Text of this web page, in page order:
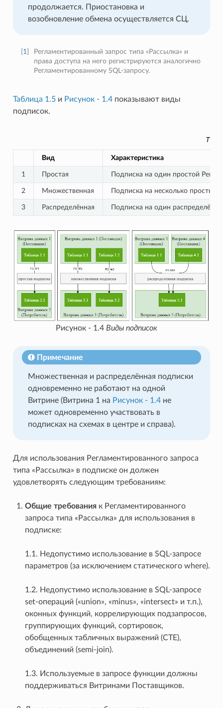
продолжается. Приостановка и
возобновление обмена осуществляется СЦ.
1]
Регламентированный запрос типа «Рассылка» и
права доступа на него регистрируются аналогично
Регламентированному SQL-запросу.
Таблица 1.5и Рисунок - 1.4показывают виды
подписок.
Вид Характеристика
1 Простая Подписка на один простой
2 Множественная Подписка на несколько простых
3 Распределённая Подписка на один
Рисунок - 1.4 Виды подписок
Примечание
Множественная и распределённая подписки
одновременно не работают на одной
Витрине (Витрина 1 на Рисунок - 1.4не
может одновременно участвовать в
подписках на схемах в центре и справа).
Для использования Регламентированного запроса
типа «Рассылка» в подписке он должен
удовлетворять следующим требованиям:
Общие требованияк Регламентированного
запроса типа «Рассылка» для использования в
подписке:
1.1. Недопустимо использование в SQL-запросе
параметров (за исключением статического where).
1.2. Недопустимо использование в SQL-запросе
set-операций («union», «minus», «intersect» и т.п.),
оконных функций, коррелирующих подзапросов,
группирующих функций, сортировок,
обобщенных табличных выражений (CTE),
объединений (semi-join).
1.3. Используемые в запросе функции должны
поддерживаться Витринами Поставщиков.